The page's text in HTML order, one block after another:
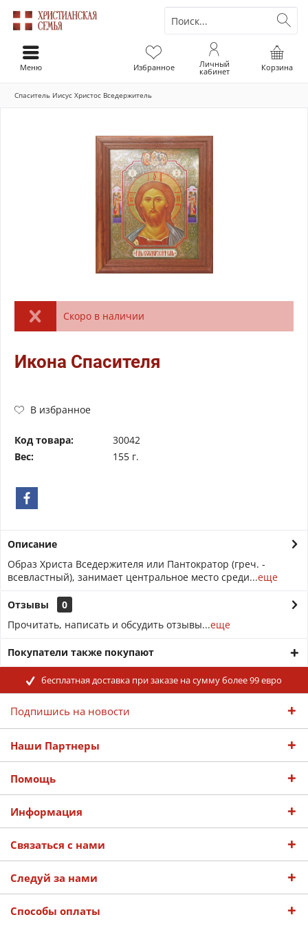
Корзина
Избранное Личный
кабинет
Меню
Спаситель Иисус Христос Вседержитель
Скоро в наличии
Икона Спасителя
В избранное
Код товара:
30042
Вес:
155 г.
Описание
Образ Христа Вседержителя или Пантократор (греч. -
всевластный), занимает центральное место среди...еще
Отзывы
0
Прочитать, написать и обсудить отзывы...еще
Покупатели также покупают
бесплатная доставка при заказе на сумму более 99 евро
Подпишись на новости
Наши Партнеры
Помощь
Информация
Связаться с нами
Следуй за нами
Способы оплаты